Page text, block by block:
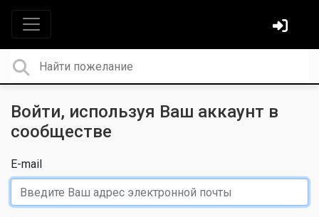
Войти, используя Ваш аккаунт в
сообществе
E-mail